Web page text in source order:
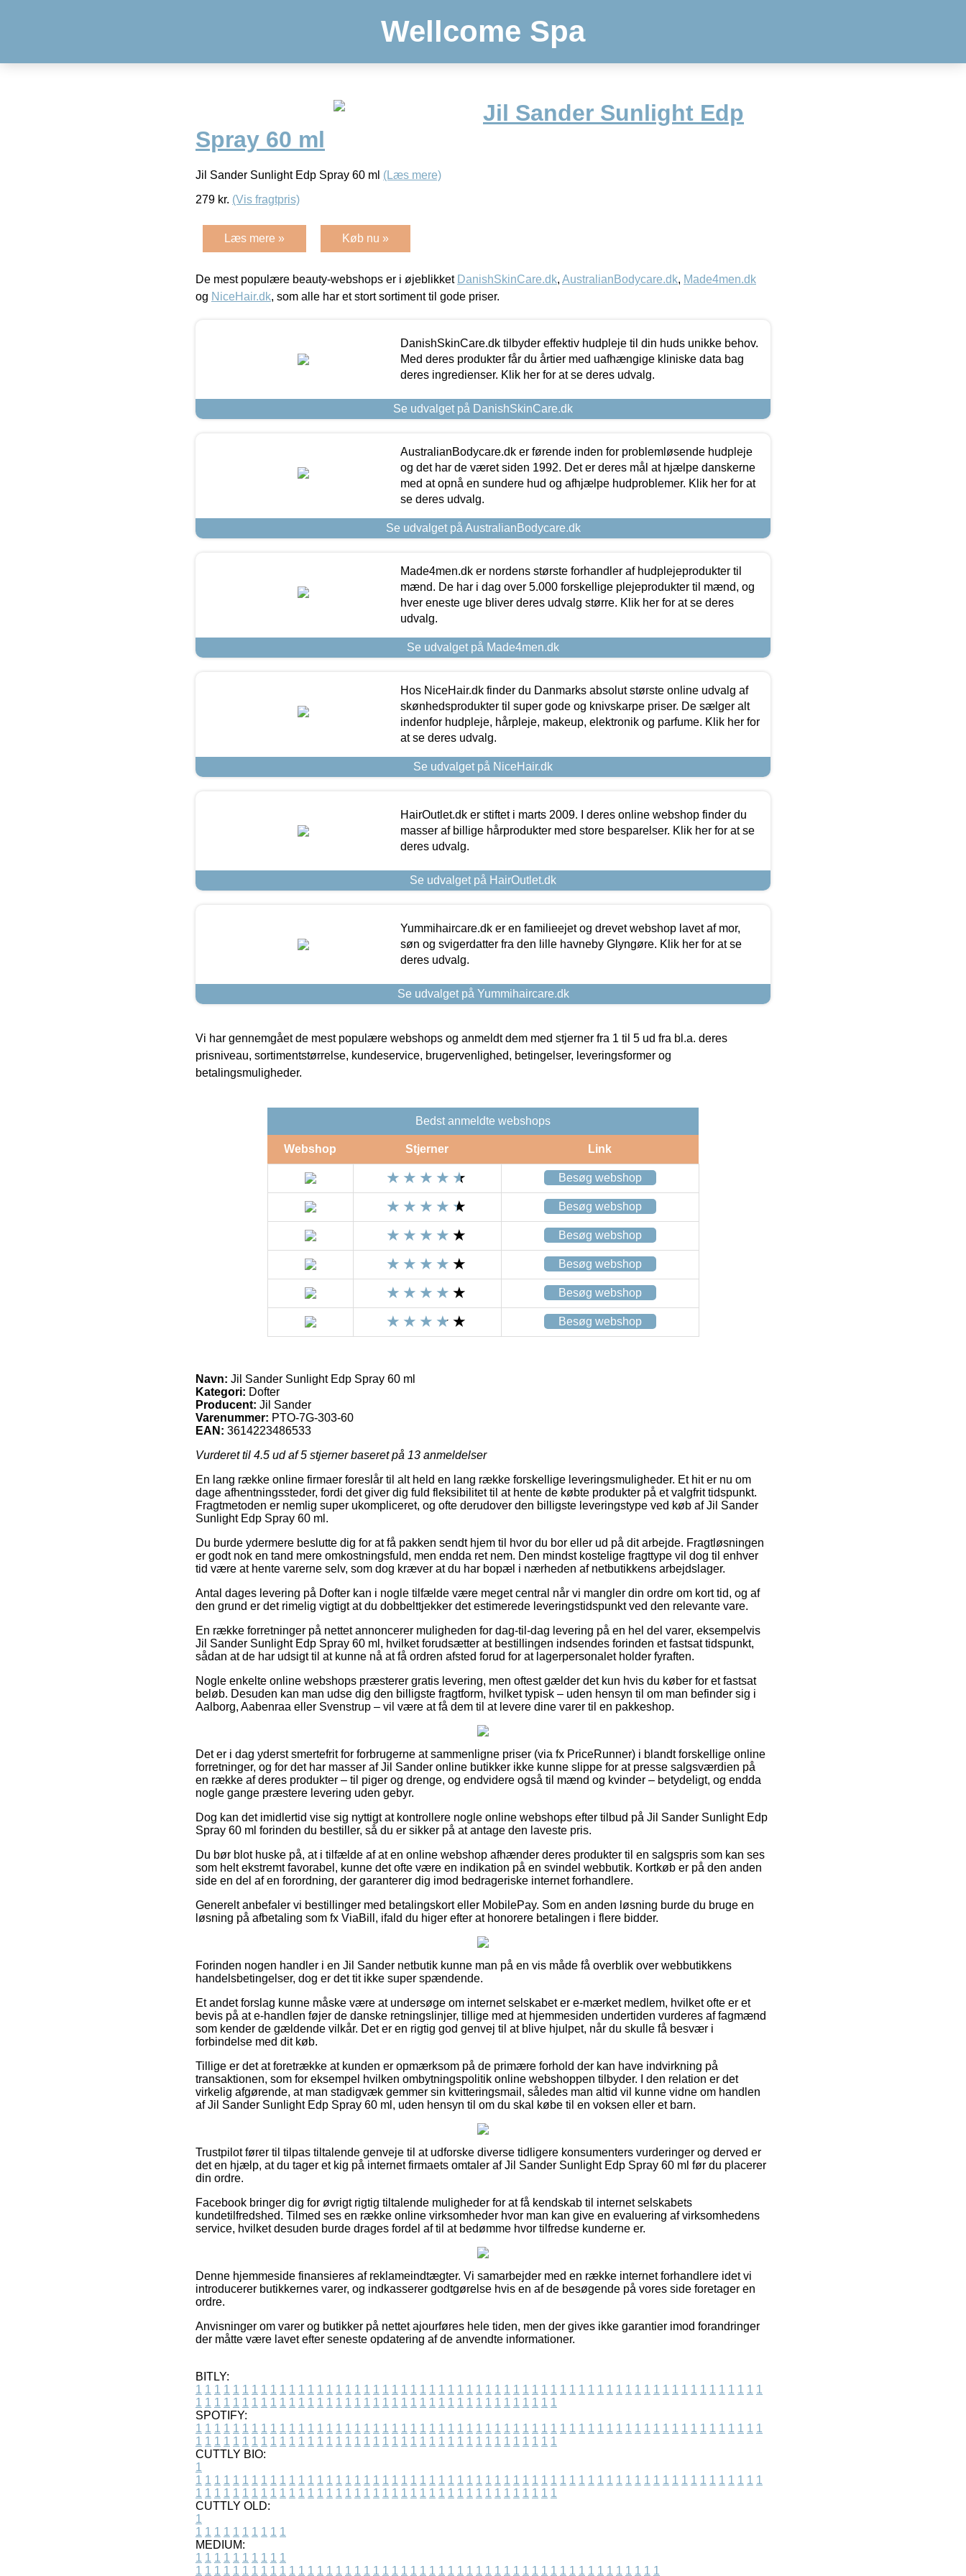
Wellcome Spa
Jil Sander Sunlight Edp
Spray 60 ml
Jil Sander Sunlight Edp Spray 60 ml (Læs mere)
279 kr. (Vis fragtpris)
Læs mere » Køb nu »
De mest populære beauty-webshops er i øjeblikket DanishSkinCare.dk, AustralianBodycare.dk, Made4men.dk
og NiceHair.dk, som alle har et stort sortiment til gode priser.
DanishSkinCare.dk tilbyder effektiv hudpleje til din huds unikke behov.
Med deres produkter får du årtier med uafhængige kliniske data bag
deres ingredienser. Klik her for at se deres udvalg.
Se udvalget på DanishSkinCare.dk
AustralianBodycare.dk er førende inden for problemløsende hudpleje
og det har de været siden 1992. Det er deres mål at hjælpe danskerne
med at opnå en sundere hud og afhjælpe hudproblemer. Klik her for at
se deres udvalg.
Se udvalget på AustralianBodycare.dk
Made4men.dk er nordens største forhandler af hudplejeprodukter til
mænd. De har i dag over 5.000 forskellige plejeprodukter til mænd, og
hver eneste uge bliver deres udvalg større. Klik her for at se deres
udvalg.
Se udvalget på Made4men.dk
Hos NiceHair.dk finder du Danmarks absolut største online udvalg af
skønhedsprodukter til super gode og knivskarpe priser. De sælger alt
indenfor hudpleje, hårpleje, makeup, elektronik og parfume. Klik her for
at se deres udvalg.
Se udvalget på NiceHair.dk
HairOutlet.dk er stiftet i marts 2009. I deres online webshop finder du
masser af billige hårprodukter med store besparelser. Klik her for at se
deres udvalg.
Se udvalget på HairOutlet.dk
Yummihaircare.dk er en familieejet og drevet webshop lavet af mor,
søn og svigerdatter fra den lille havneby Glyngøre. Klik her for at se
deres udvalg.
Se udvalget på Yummihaircare.dk
Vi har gennemgået de mest populære webshops og anmeldt dem med stjerner fra 1 til 5 ud fra bl.a. deres
prisniveau, sortimentstørrelse, kundeservice, brugervenlighed, betingelser, leveringsformer og
betalingsmuligheder.
Bedst anmeldte webshops
Webshop Stjerner Link
Besøg webshop
Besøg webshop
Besøg webshop
Besøg webshop
Besøg webshop
Besøg webshop
Navn: Jil Sander Sunlight Edp Spray 60 ml
Kategori: Dofter
Producent: Jil Sander
Varenummer: PTO-7G-303-60
EAN: 3614223486533
Vurderet til 4.5 ud af 5 stjerner baseret på 13 anmeldelser
En lang række online firmaer foreslår til alt held en lang række forskellige leveringsmuligheder. Et hit er nu om
dage afhentningssteder, fordi det giver dig fuld fleksibilitet til at hente de købte produkter på et valgfrit tidspunkt.
Fragtmetoden er nemlig super ukompliceret, og ofte derudover den billigste leveringstype ved køb af Jil Sander
Sunlight Edp Spray 60 ml.
Du burde ydermere beslutte dig for at få pakken sendt hjem til hvor du bor eller ud på dit arbejde. Fragtløsningen
er godt nok en tand mere omkostningsfuld, men endda ret nem. Den mindst kostelige fragttype vil dog til enhver
tid være at hente varerne selv, som dog kræver at du har bopæl i nærheden af netbutikkens arbejdslager.
Antal dages levering på Dofter kan i nogle tilfælde være meget central når vi mangler din ordre om kort tid, og af
den grund er det rimelig vigtigt at du dobbelttjekker det estimerede leveringstidspunkt ved den relevante vare.
En række forretninger på nettet annoncerer muligheden for dag-til-dag levering på en hel del varer, eksempelvis
Jil Sander Sunlight Edp Spray 60 ml, hvilket forudsætter at bestillingen indsendes forinden et fastsat tidspunkt,
sådan at de har udsigt til at kunne nå at få ordren afsted forud for at lagerpersonalet holder fyraften.
Nogle enkelte online webshops præsterer gratis levering, men oftest gælder det kun hvis du køber for et fastsat
beløb. Desuden kan man udse dig den billigste fragtform, hvilket typisk – uden hensyn til om man befinder sig i
Aalborg, Aabenraa eller Svenstrup – vil være at få dem til at levere dine varer til en pakkeshop.
Det er i dag yderst smertefrit for forbrugerne at sammenligne priser (via fx PriceRunner) i blandt forskellige online
forretninger, og for det har masser af Jil Sander online butikker ikke kunne slippe for at presse salgsværdien på
en række af deres produkter – til piger og drenge, og endvidere også til mænd og kvinder – betydeligt, og endda
nogle gange præstere levering uden gebyr.
Dog kan det imidlertid vise sig nyttigt at kontrollere nogle online webshops efter tilbud på Jil Sander Sunlight Edp
Spray 60 ml forinden du bestiller, så du er sikker på at antage den laveste pris.
Du bør blot huske på, at i tilfælde af at en online webshop afhænder deres produkter til en salgspris som kan ses
som helt ekstremt favorabel, kunne det ofte være en indikation på en svindel webbutik. Kortkøb er på den anden
side en del af en forordning, der garanterer dig imod bedrageriske internet forhandlere.
Generelt anbefaler vi bestillinger med betalingskort eller MobilePay. Som en anden løsning burde du bruge en
løsning på afbetaling som fx ViaBill, ifald du higer efter at honorere betalingen i flere bidder.
Forinden nogen handler i en Jil Sander netbutik kunne man på en vis måde få overblik over webbutikkens
handelsbetingelser, dog er det tit ikke super spændende.
Et andet forslag kunne måske være at undersøge om internet selskabet er e-mærket medlem, hvilket ofte er et
bevis på at e-handlen føjer de danske retningslinjer, tillige med at hjemmesiden undertiden vurderes af fagmænd
som kender de gældende vilkår. Det er en rigtig god genvej til at blive hjulpet, når du skulle få besvær i
forbindelse med dit køb.
Tillige er det at foretrække at kunden er opmærksom på de primære forhold der kan have indvirkning på
transaktionen, som for eksempel hvilken ombytningspolitik online webshoppen tilbyder. I den relation er det
virkelig afgørende, at man stadigvæk gemmer sin kvitteringsmail, således man altid vil kunne vidne om handlen
af Jil Sander Sunlight Edp Spray 60 ml, uden hensyn til om du skal købe til en voksen eller et barn.
Trustpilot fører til tilpas tiltalende genveje til at udforske diverse tidligere konsumenters vurderinger og derved er
det en hjælp, at du tager et kig på internet firmaets omtaler af Jil Sander Sunlight Edp Spray 60 ml før du placerer
din ordre.
Facebook bringer dig for øvrigt rigtig tiltalende muligheder for at få kendskab til internet selskabets
kundetilfredshed. Tilmed ses en række online virksomheder hvor man kan give en evaluering af virksomhedens
service, hvilket desuden burde drages fordel af til at bedømme hvor tilfredse kunderne er.
Denne hjemmeside finansieres af reklameindtægter. Vi samarbejder med en række internet forhandlere idet vi
introducerer butikkernes varer, og indkasserer godtgørelse hvis en af de besøgende på vores side foretager en
ordre.
Anvisninger om varer og butikker på nettet ajourføres hele tiden, men der gives ikke garantier imod forandringer
der måtte være lavet efter seneste opdatering af de anvendte informationer.
BITLY:
1 1 1 1 1 1 1 1 1 1 1 1 1 1 1 1 1 1 1 1 1 1 1 1 1 1 1 1 1 1 1 1 1 1 1 1 1 1 1 1 1 1 1 1 1 1 1 1 1 1 1 1 1 1 1 1 1 1 1 1 1
1 1 1 1 1 1 1 1 1 1 1 1 1 1 1 1 1 1 1 1 1 1 1 1 1 1 1 1 1 1 1 1 1 1 1 1 1 1 1
SPOTIFY:
1 1 1 1 1 1 1 1 1 1 1 1 1 1 1 1 1 1 1 1 1 1 1 1 1 1 1 1 1 1 1 1 1 1 1 1 1 1 1 1 1 1 1 1 1 1 1 1 1 1 1 1 1 1 1 1 1 1 1 1 1
1 1 1 1 1 1 1 1 1 1 1 1 1 1 1 1 1 1 1 1 1 1 1 1 1 1 1 1 1 1 1 1 1 1 1 1 1 1 1
CUTTLY BIO:
1
1 1 1 1 1 1 1 1 1 1 1 1 1 1 1 1 1 1 1 1 1 1 1 1 1 1 1 1 1 1 1 1 1 1 1 1 1 1 1 1 1 1 1 1 1 1 1 1 1 1 1 1 1 1 1 1 1 1 1 1 1
1 1 1 1 1 1 1 1 1 1 1 1 1 1 1 1 1 1 1 1 1 1 1 1 1 1 1 1 1 1 1 1 1 1 1 1 1 1 1
CUTTLY OLD:
1
1 1 1 1 1 1 1 1 1 1
MEDIUM:
1 1 1 1 1 1 1 1 1 1
1 1 1 1 1 1 1 1 1 1 1 1 1 1 1 1 1 1 1 1 1 1 1 1 1 1 1 1 1 1 1 1 1 1 1 1 1 1 1 1 1 1 1 1 1 1 1 1 1 1